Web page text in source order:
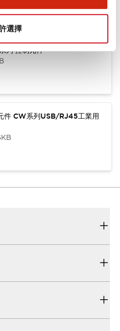
選擇
列 控制元件
件 CW系列USB/RJ45工業用